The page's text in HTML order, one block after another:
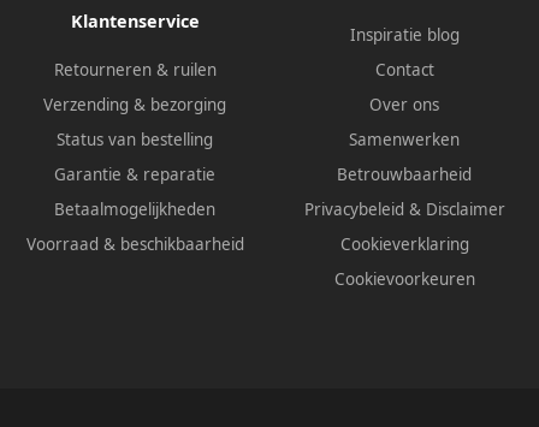
Klantenservice
Retourneren & ruilen
Verzending & bezorging
Status van bestelling
Garantie & reparatie
Betaalmogelijkheden
Voorraad & beschikbaarheid
Inspiratie blog
Contact
Over ons
Samenwerken
Betrouwbaarheid
Privacybeleid & Disclaimer
Cookieverklaring
Cookievoorkeuren